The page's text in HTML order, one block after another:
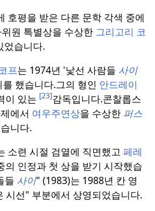
호평을 받은 다른 문학 각색 중에
원 특별상을 수상한 그리고리 코
었습니다.
프는 1974년 '낯선 사람들 사이
했습니다.그의 형인 안드레이
이 있는 [23]감독입니다.콘찰롭스
에서 여우주연상을 수상한 퍼스
니다.
소련 시절 검열에 직면했고 페레
의 인정과 첫 상을 받기 시작했습
들 사이" (1983)는 1988년 칸 영
시선" 부분에서 상영되었습니다.